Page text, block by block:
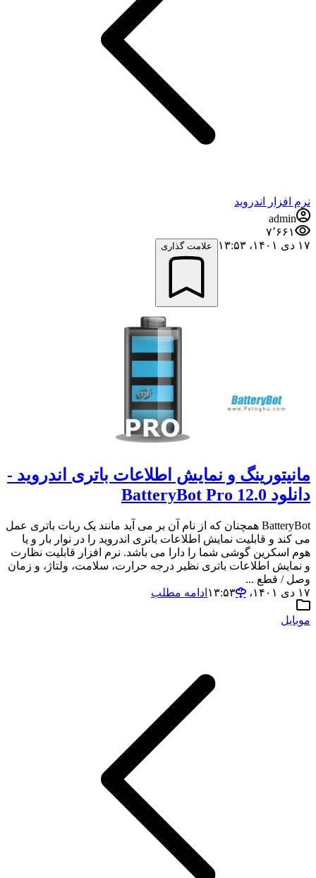
نرم افزار اندروید
admin
۷٬۶۶۱
۱۷ دی ۱۴۰۱،‏ ۱۳:۵۳
علامت گذاری
مانیتورینگ و نمایش اطلاعات باتری اندروید -
دانلود BatteryBot Pro 12.0
BatteryBot همچنان که از نام آن بر می آید مانند یک ربات باتری عمل
می کند و قابلیت نمایش اطلاعات باتری اندروید را در نوار بار و یا
هوم اسکرین گوشی شما را دارا می باشد. نرم افزار قابلیت نظارت
و نمایش اطلاعات باتری نظیر درجه حرارت، سلامت، ولتاژ، و زمان
وصل / قطع ...
۱۷ دی ۱۴۰۱،‏ ۱۳:۵۳
ادامه مطلب
موبایل